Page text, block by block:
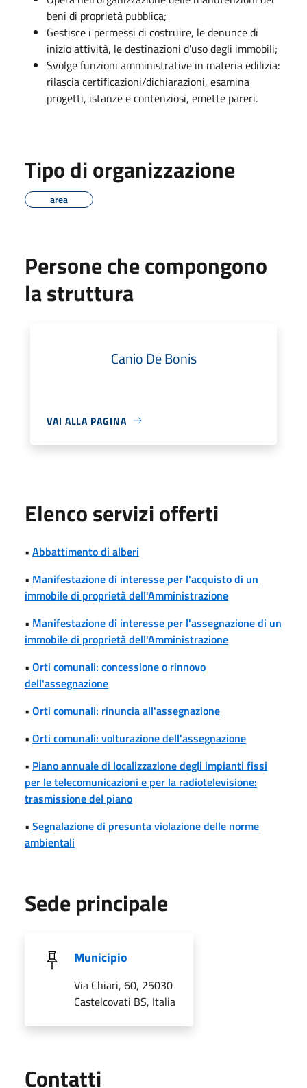
beni di proprietà pubblica;
Gestisce i permessi di costruire, le denunce di
inizio attività, le destinazioni d'uso degli immobili;
Svolge funzioni amministrative in materia edilizia:
rilascia certificazioni/dichiarazioni, esamina
progetti, istanze e contenziosi, emette pareri.
Tipo di organizzazione
area
Persone che compongono
la struttura
Canio De Bonis
VAI ALLA PAGINA
Elenco servizi offerti
• Abbattimento di alberi
• Manifestazione di interesse per l'acquisto di un
immobile di proprietà dell'Amministrazione
• Manifestazione di interesse per l'assegnazione di un
immobile di proprietà dell'Amministrazione
• Orti comunali: concessione o rinnovo
dell'assegnazione
• Orti comunali: rinuncia all'assegnazione
• Orti comunali: volturazione dell'assegnazione
• Piano annuale di localizzazione degli impianti fissi
per le telecomunicazioni e per la radiotelevisione:
trasmissione del piano
• Segnalazione di presunta violazione delle norme
ambientali
Sede principale
Municipio
Via Chiari, 60, 25030
Castelcovati BS, Italia
Contatti